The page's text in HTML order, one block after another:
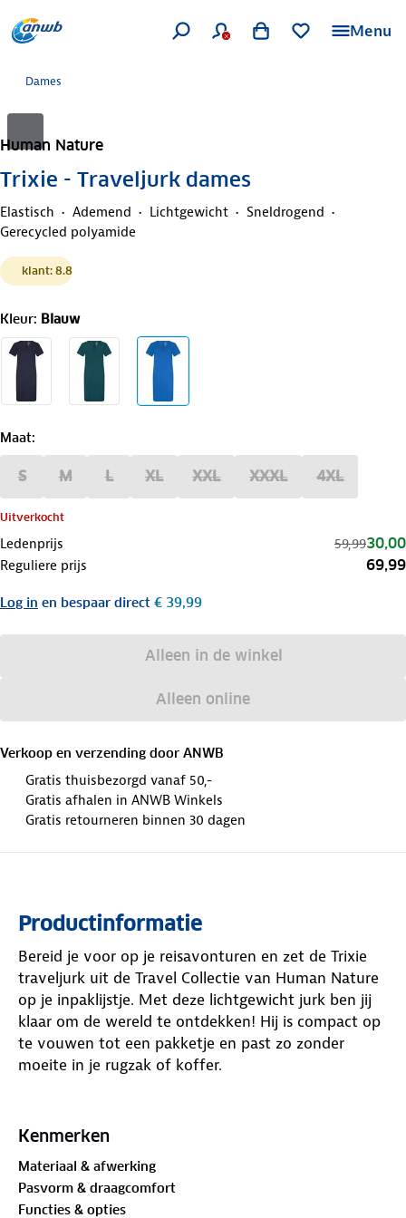
Menu
Dames
Human Nature
Trixie - Traveljurk dames
Elastisch Ademend Lichtgewicht
Sneldrogend
Gerecycled polyamide
klant: 8.8
Kleur: Blauw
Maat:
S M L XL XXL XXXL 4XL
Uitverkocht
Ledenprijs 59,9930,00
Reguliere prijs 69,99
Log in en bespaar direct € 39,99
Alleen in de winkel
Alleen online
Verkoop en verzending door ANWB
Gratis thuisbezorgd vanaf 50,-
Gratis afhalen in ANWB Winkels
Gratis retourneren binnen 30 dagen
Productinformatie
Bereid je voor op je reisavonturen en zet de Trixie
traveljurk uit de Travel Collectie van Human Nature
op je inpaklijstje. Met deze lichtgewicht jurk ben jij
klaar om de wereld te ontdekken! Hij is compact op
te vouwen tot een pakketje en past zo zonder
moeite in je rugzak of koffer.
materiaal maakt de jurk perfect voor onderweg.
het wassen droogt hij razendsnel. Dankzij de
handige steekzakken heb je je kleine benodigdheden
Kenmerken
Materiaal & afwerking
Pasvorm & draagcomfort
Functies & opties